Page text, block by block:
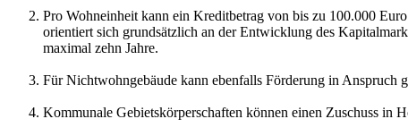
Pro Wohneinheit kann ein Kreditbetrag von bis zu 100.000
orientiert sich grundsätzlich an der Entwicklung des
maximal zehn Jahre.
Für Nichtwohngebäude kann ebenfalls Förderung in Anspruch
Kommunale Gebietskörperschaften können einen Zuschuss in